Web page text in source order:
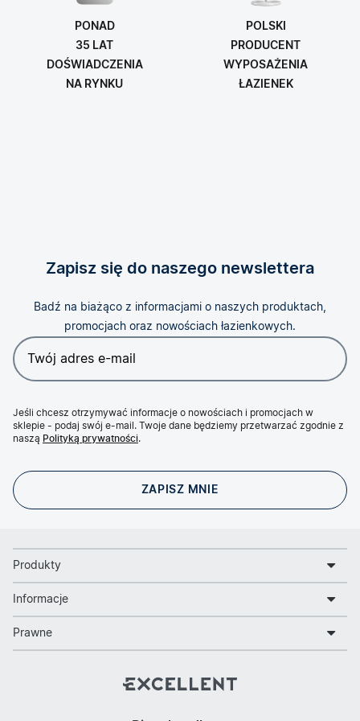
PONAD
35 LAT
DOŚWIADCZENIA
NA RYNKU
POLSKI
PRODUCENT
WYPOSAŻENIA
ŁAZIENEK
Zapisz się do naszego newslettera
Badź na biażąco z informacjami o naszych produktach,
promocjach oraz nowościach łazienkowych.
Jeśli chcesz otrzymywać informacje o nowościach i promocjach w
sklepie - podaj swój e-mail. Twoje dane będziemy przetwarzać zgodnie z
naszą Polityką prywatności.
Produkty
Informacje
Prawne